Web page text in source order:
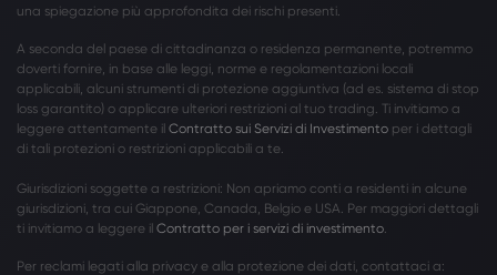
una spiegazione più approfondita dei rischi presenti.
A seconda del paese di cittadinanza o residenza permanente, potremmo
doverti fornire, in base alle leggi, norme e regolamentazioni locali
applicabili, alcuni strumenti di protezione aggiuntiva (ad es. sistema di stop
loss garantito) o applicare ulteriori restrizioni al tuo trading. Ti invitiamo a
leggere attentamente il Contratto sui Servizi di Investimento per i dettagli
di tali protezioni o restrizioni applicabili a te.
Giurisdizioni soggette a restrizioni: Non apriamo conti a residenti in alcune
giurisdizioni, tra cui Giappone, Canada, Belgio e USA. Per maggiori dettagli
ti invitiamo a leggere il Contratto per i servizi di investimento
Per reclami legati alla privacy e alla protezione dei dati, contattaci a: